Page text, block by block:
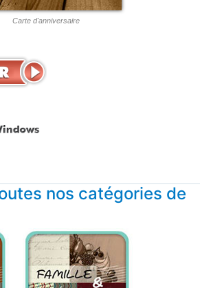
Carte d'anniversaire
nos catégories de